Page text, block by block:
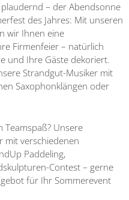
– der Abendsonne
des Jahres: Mit unseren
wir Ihnen eine
Firmenfeier – natürlich
und Ihre Gäste dekoriert.
Strandgut-Musiker mit
Saxophonklängen oder
Teamspaß? Unsere
mit verschiedenen
Paddeling,
Contest – gerne
für Ihr Sommerevent